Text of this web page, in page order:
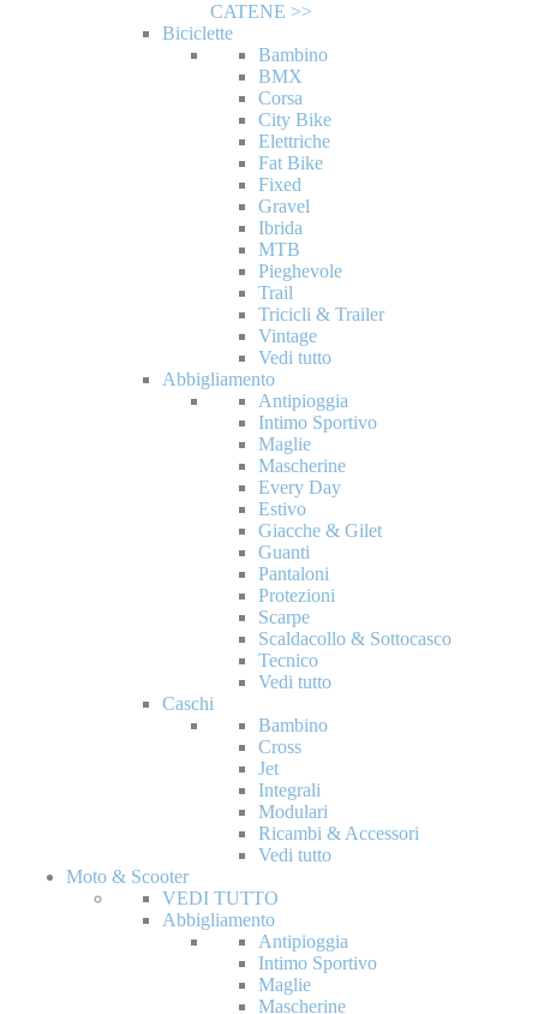
CATENE >>
Biciclette
Bambino
BMX
Corsa
City Bike
Elettriche
Fat Bike
Fixed
Gravel
Ibrida
MTB
Pieghevole
Trail
Tricicli & Trailer
Vintage
Vedi tutto
Abbigliamento
Antipioggia
Intimo Sportivo
Maglie
Mascherine
Every Day
Estivo
Giacche & Gilet
Guanti
Pantaloni
Protezioni
Scarpe
Scaldacollo & Sottocasco
Tecnico
Vedi tutto
Caschi
Bambino
Cross
Jet
Integrali
Modulari
Ricambi & Accessori
Vedi tutto
Moto & Scooter
VEDI TUTTO
Abbigliamento
Antipioggia
Intimo Sportivo
Maglie
Mascherine